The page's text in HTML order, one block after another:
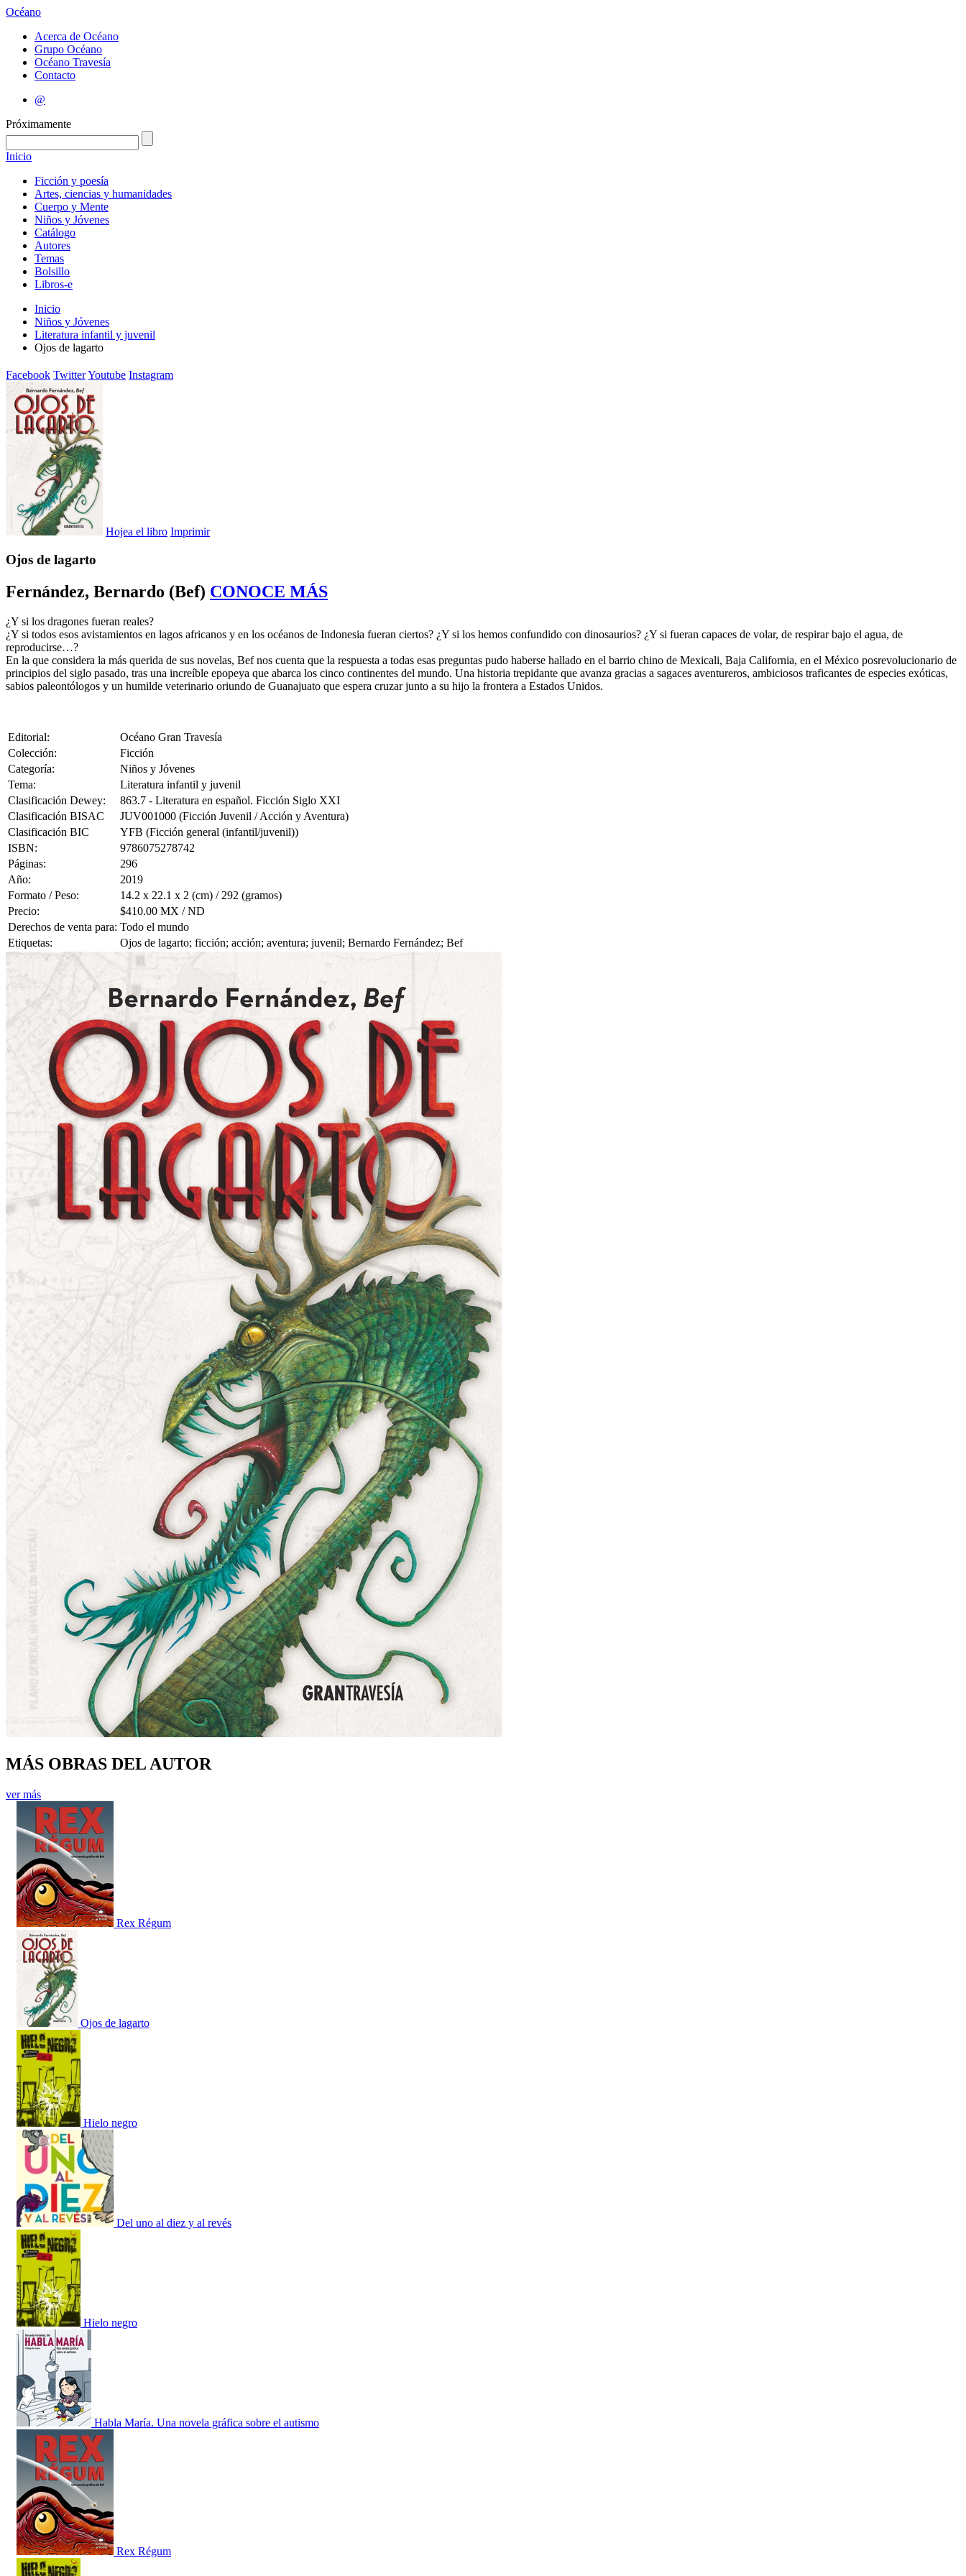
Océano
Acerca de Océano
Grupo Océano
Océano Travesía
Contacto
@
Próximamente
Inicio
Ficción y poesía
Artes, ciencias y humanidades
Cuerpo y Mente
Niños y Jóvenes
Catálogo
Autores
Temas
Bolsillo
Libros-e
Inicio
Niños y Jóvenes
Literatura infantil y juvenil
Ojos de lagarto
Facebook TwitterYoutube Instagram
Hojea el libro Imprimir
Ojos de lagarto
Fernández, Bernardo (Bef) CONOCE MÁS
¿Y si los dragones fueran reales?
¿Y si todos esos avistamientos en lagos africanos y en los océanos de Indonesia fueran ciertos? ¿Y si los hemos confundido con dinosaurios? ¿Y si fueran capaces de volar, de respirar bajo el agua, de
reproducirse…?
En la que considera la más querida de sus novelas, Bef nos cuenta que la respuesta a todas esas preguntas pudo haberse hallado en el barrio chino de Mexicali, Baja California, en el México posrevolucionario de
principios del siglo pasado, tras una increíble epopeya que abarca los cinco continentes del mundo. Una historia trepidante que avanza gracias a sagaces aventureros, ambiciosos traficantes de especies exóticas,
sabios paleontólogos y un humilde veterinario oriundo de Guanajuato que espera cruzar junto a su hijo la frontera a Estados Unidos.
Editorial:
Océano Gran Travesía
Colección:
Ficción
Categoría:
Niños y Jóvenes
Tema:
Literatura infantil y juvenil
Clasificación Dewey:
863.7 - Literatura en español. Ficción Siglo XXI
Clasificación BISAC
JUV001000 (Ficción Juvenil / Acción y Aventura)
Clasificación BIC
YFB (Ficción general (infantil/juvenil))
ISBN:
9786075278742
Páginas:
296
Año:
2019
Formato / Peso:
14.2 x 22.1 x 2 (cm) / 292 (gramos)
Precio:
$410.00 MX / ND
Derechos de venta para: Todo el mundo
Etiquetas:
Ojos de lagarto; ficción; acción; aventura; juvenil; Bernardo Fernández; Bef
MÁS OBRAS DEL AUTOR
ver más
Rex Régum
Ojos de lagarto
Hielo negro
Del uno al diez y al revés
Hielo negro
Habla María. Una novela gráfica sobre el autismo
Rex Régum